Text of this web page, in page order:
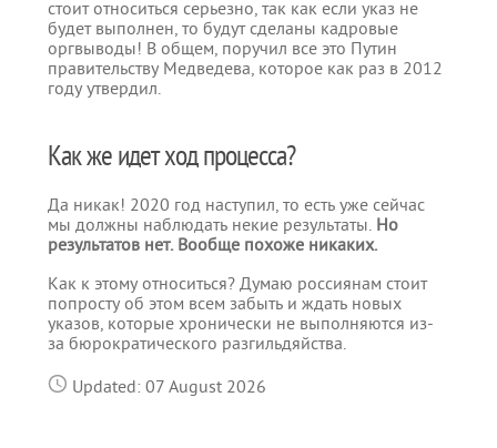
стоит относиться серьезно, так как если указ не
будет выполнен, то будут сделаны кадровые
оргвыводы! В общем, поручил все это Путин
правительству Медведева, которое как раз в 2012
году утвердил.
Как же идет ход процесса?
Да никак! 2020 год наступил, то есть уже сейчас
мы должны наблюдать некие результаты. Но
результатов нет. Вообще похоже никаких.
Как к этому относиться? Думаю россиянам стоит
попросту об этом всем забыть и ждать новых
указов, которые хронически не выполняются из-
за бюрократического разгильдяйства.
Updated: 07 August 2026